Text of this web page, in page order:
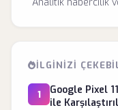
İLGINIZI
1
Google Pixel
ile